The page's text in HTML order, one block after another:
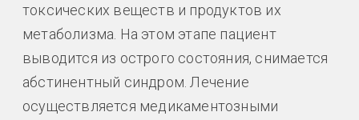
токсических веществ и продуктов их
метаболизма. На этом этапе пациент
выводится из острого состояния, снимается
абстинентный синдром. Лечение
осуществляется медикаментозными